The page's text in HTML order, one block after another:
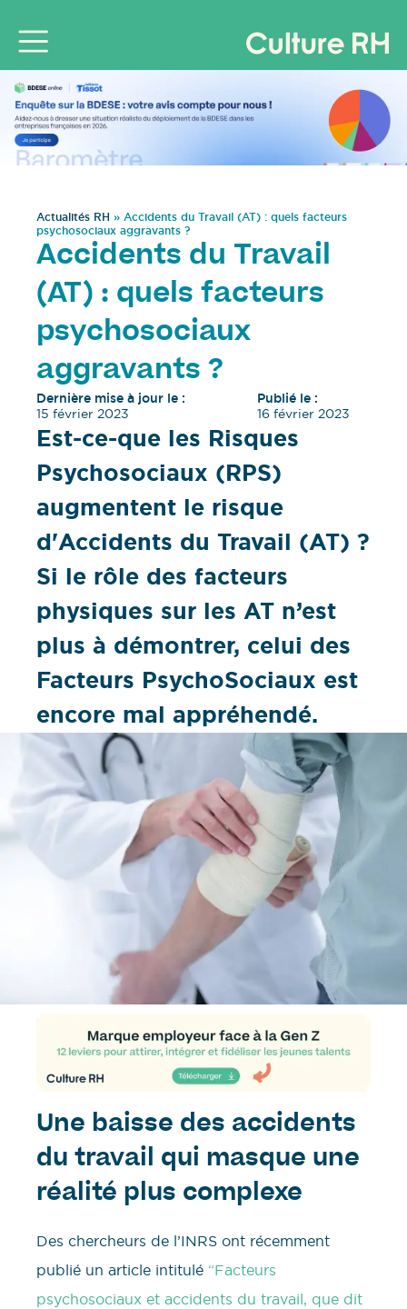
Actualités RH » Accidents du Travail (AT) : quels facteurs
psychosociaux aggravants ?
Accidents du Travail
(AT) : quels facteurs
psychosociaux
aggravants ?
Dernière mise à jour le :
15 février 2023
Publié le :
16 février 2023
Est-ce-que ​​les Risques
Psychosociaux (RPS)
augmentent le risque
d'Accidents du Travail (AT) ?
Si le rôle des facteurs
physiques sur les AT n’est
plus à démontrer, celui des
Facteurs PsychoSociaux est
encore mal appréhendé.
Une baisse des accidents
du travail qui masque une
réalité plus complexe
Des chercheurs de l’INRS ont récemment
publié un article intitulé “Facteurs
psychosociaux et accidents du travail, que dit